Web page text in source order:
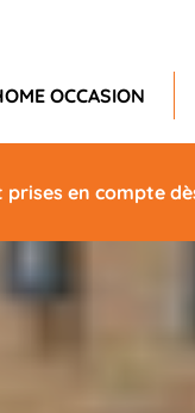
OCCASION
prises en compte